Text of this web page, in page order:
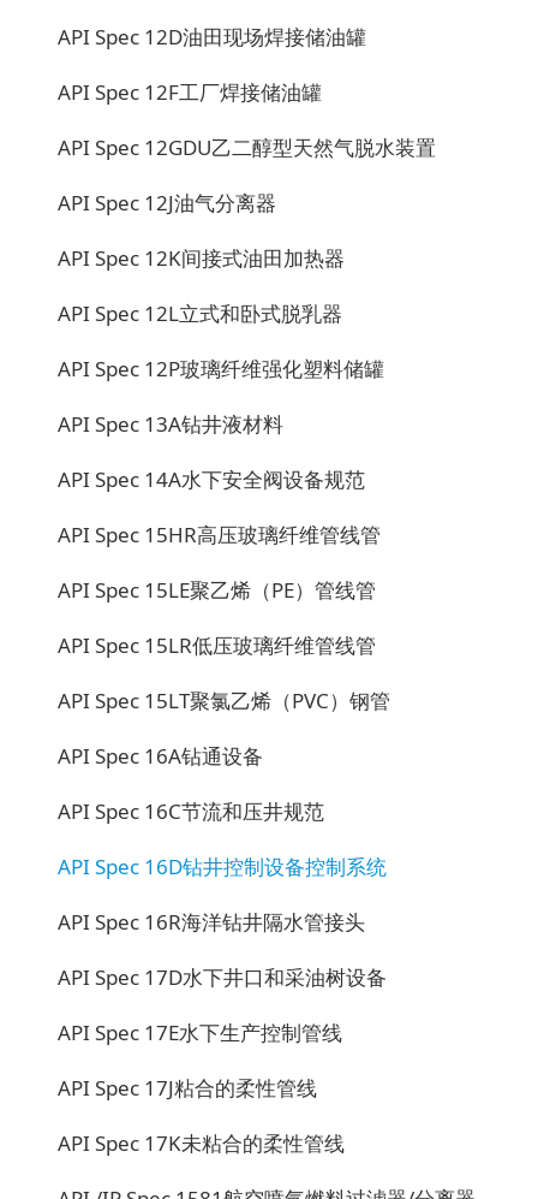
API Spec 12D油田现场焊接储油罐
API Spec 12F工厂焊接储油罐
API Spec 12GDU乙二醇型天然气脱水装置
API Spec 12J油气分离器
API Spec 12K间接式油田加热器
API Spec 12L立式和卧式脱乳器
API Spec 12P玻璃纤维强化塑料储罐
API Spec 13A钻井液材料
API Spec 14A水下安全阀设备规范
API Spec 15HR高压玻璃纤维管线管
API Spec 15LE聚乙烯（PE）管线管
API Spec 15LR低压玻璃纤维管线管
API Spec 15LT聚氯乙烯（PVC）钢管
API Spec 16A钻通设备
API Spec 16C节流和压井规范
API Spec 16D钻井控制设备控制系统
API Spec 16R海洋钻井隔水管接头
API Spec 17D水下井口和采油树设备
API Spec 17E水下生产控制管线
API Spec 17J粘合的柔性管线
API Spec 17K未粘合的柔性管线